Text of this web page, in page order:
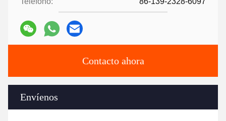
Contacto ahora
Envíenos